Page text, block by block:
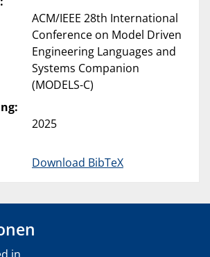
ACM/IEEE 28th International
Conference on Model Driven
Engineering Languages and
Systems Companion
(MODELS-C)
2025
Download BibTeX